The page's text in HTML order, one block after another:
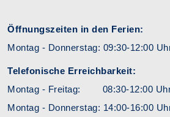
Öffnungszeiten in den Ferien:
Montag - Donnerstag: 09:30-12:00
Telefonische Erreichbarkeit:
Montag - Freitag: 08:30-12:00
Montag - Donnerstag: 14:00-16:00